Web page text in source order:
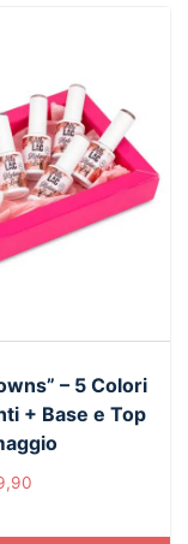
– 5 Colori
+ Base e Top